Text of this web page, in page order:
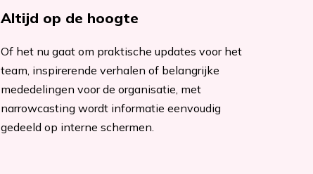
Altijd op de hoogte
Of het nu gaat om praktische updates voor het
team, inspirerende verhalen of belangrijke
mededelingen voor de organisatie, met
narrowcasting wordt informatie eenvoudig
gedeeld op interne schermen.